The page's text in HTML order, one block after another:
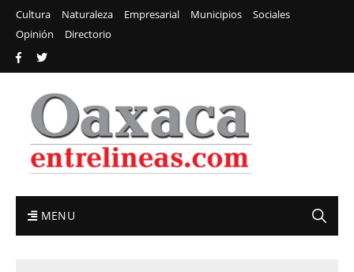
Cultura Naturaleza Empresarial Municipios
Sociales
Opinión
Directorio
MENU